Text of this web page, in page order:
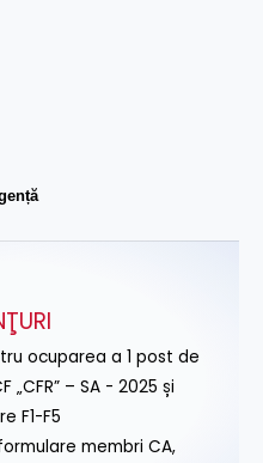
ocuparea a 1 post de
„CFR” – SA - 2025 și
F1-F5
membri CA,